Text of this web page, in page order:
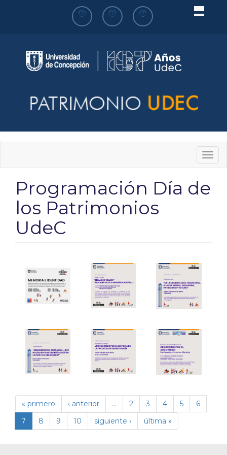
Programación Día de
los Patrimonios
UdeC
« primero ‹ anterior … 2 3 4 5
6
7
8 9 10 siguiente › última »